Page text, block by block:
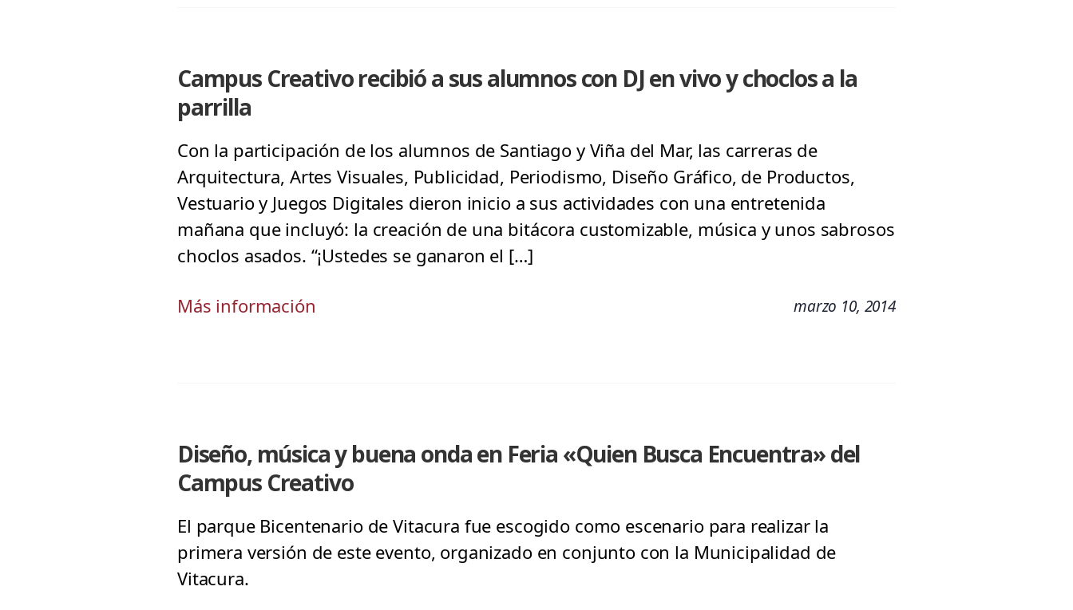
Campus Creativo recibió a sus alumnos con DJ en vivo y choclos a la
parrilla
Con la participación de los alumnos de Santiago y Viña del Mar, las carreras de
Arquitectura, Artes Visuales, Publicidad, Periodismo, Diseño Gráfico, de Productos,
Vestuario y Juegos Digitales dieron inicio a sus actividades con una entretenida
mañana que incluyó: la creación de una bitácora customizable, música y unos sabrosos
choclos asados. “¡Ustedes se ganaron el […]
Más información marzo 10, 2014
Diseño, música y buena onda en Feria «Quien Busca Encuentra» del
Campus Creativo
El parque Bicentenario de Vitacura fue escogido como escenario para realizar la
primera versión de este evento, organizado en conjunto con la Municipalidad de
Vitacura.